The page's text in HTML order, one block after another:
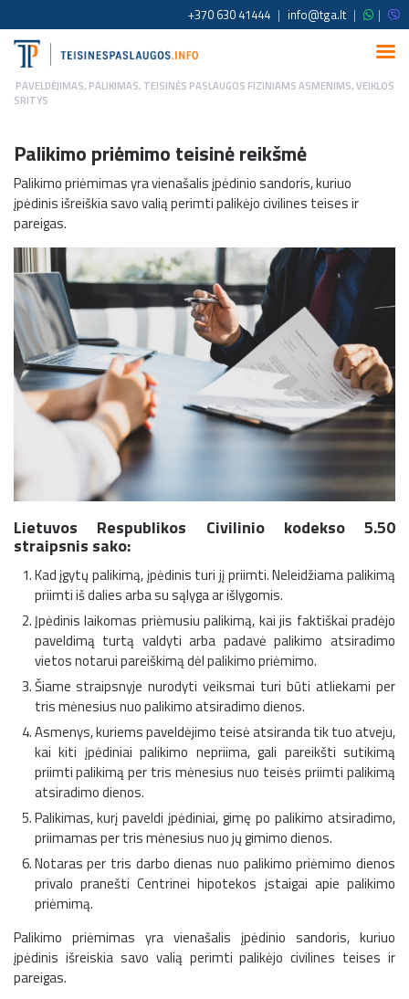
+370 630 41444 | info@tga.lt | |
PAVELDĖJIMAS, PALIKIMAS, TEISINĖS PASLAUGOS FIZINIAMS ASMENIMS,VEIKLOS
SRITYS
Palikimo priėmimo teisinė reikšmė
Palikimo priėmimas yra vienašalis įpėdinio sandoris, kuriuo
įpėdinis išreiškia savo valią perimti palikėjo civilines teises ir
pareigas.
Lietuvos Respublikos Civilinio kodekso 5.50
straipsnis sako:
Kad įgytų palikimą, įpėdinis turi jį priimti. Neleidžiama palikimą
priimti iš dalies arba su sąlyga ar išlygomis.
Įpėdinis laikomas priėmusiu palikimą, kai jis faktiškai pradėjo
paveldimą turtą valdyti arba padavė palikimo atsiradimo
vietos notarui pareiškimą dėl palikimo priėmimo.
Šiame straipsnyje nurodyti veiksmai turi būti atliekami per
tris mėnesius nuo palikimo atsiradimo dienos.
Asmenys, kuriems paveldėjimo teisė atsiranda tik tuo atveju,
kai kiti įpėdiniai palikimo nepriima, gali pareikšti sutikimą
priimti palikimą per tris mėnesius nuo teisės priimti palikimą
atsiradimo dienos.
Palikimas, kurį paveldi įpėdiniai, gimę po palikimo atsiradimo,
priimamas per tris mėnesius nuo jų gimimo dienos.
Notaras per tris darbo dienas nuo palikimo priėmimo dienos
privalo pranešti Centrinei hipotekos įstaigai apie palikimo
priėmimą.
Palikimo priėmimas yra vienašalis įpėdinio sandoris, kuriuo
įpėdinis išreiskia savo valią perimti palikėjo civilines teises ir
pareigas.